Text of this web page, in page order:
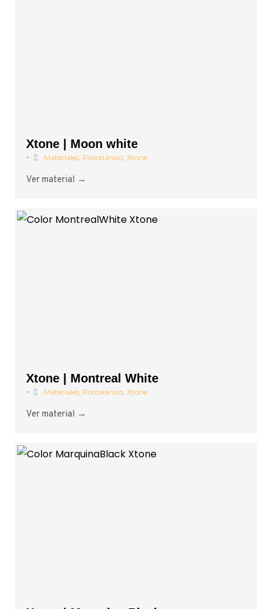
Xtone | Moon white
• Materiales, Porcelánico, Xtone
Ver material →
Xtone | Montreal White
• Materiales, Porcelánico, Xtone
Ver material →